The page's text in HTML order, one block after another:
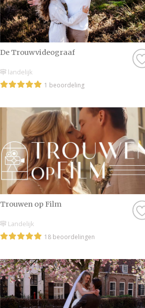
De Trouwvideograaf
landelijk
1 beoordeling
Trouwen op Film
Landelijk
18 beoordelingen